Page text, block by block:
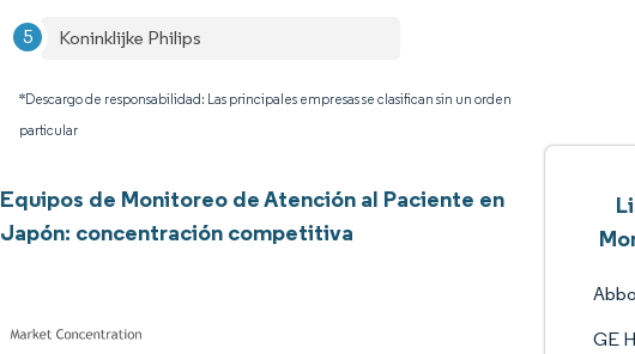
Koninklijke Philips
*Descargo de responsabilidad: Las principales empresas se clasifican sin un orden
particular
Equipos de Monitoreo de Atención al Paciente en
Japón: concentración competitiva
GE